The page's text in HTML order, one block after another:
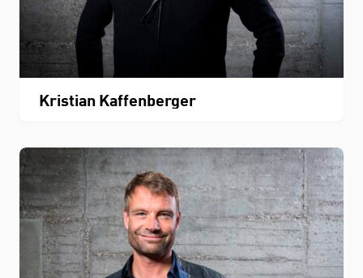
Kristian Kaffenberger